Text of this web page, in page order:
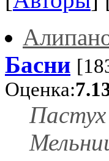
Басни
Оценка:
Пастух